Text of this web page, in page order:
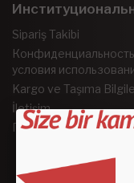
Sipariş Takibi
условия
Kargo ve Taşıma
İletişim
Гарантия и возврат